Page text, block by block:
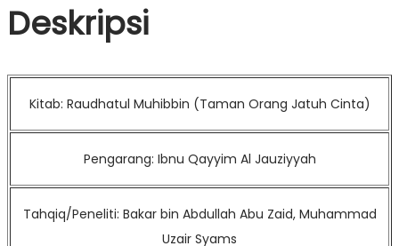
Deskripsi
Kitab: Raudhatul Muhibbin (Taman Orang Jatuh Cinta)
Pengarang: Ibnu Qayyim Al Jauziyyah
Tahqiq/Peneliti: Bakar bin Abdullah Abu Zaid, Muhammad
Uzair Syams